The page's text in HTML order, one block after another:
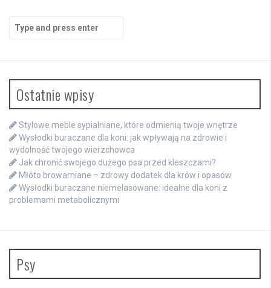
for:
Ostatnie wpisy
Stylowe meble sypialniane, które odmienią twoje wnętrze
Wysłodki buraczane dla koni: jak wpływają na zdrowie i
wydolność twojego wierzchowca
Jak chronić swojego dużego psa przed kleszczami?
Młóto browarniane – zdrowy dodatek dla krów i opasów
Wysłodki buraczane niemelasowane: idealne dla koni z
problemami metabolicznymi
Psy